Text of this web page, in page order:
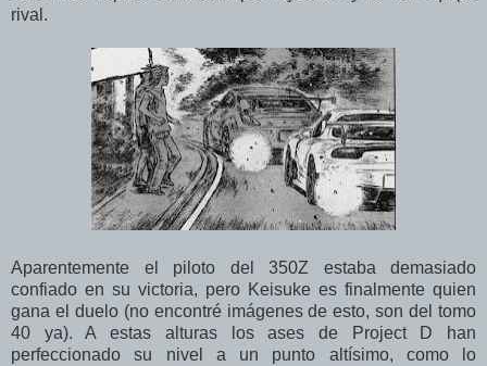
rival.
Aparentemente el piloto del 350Z estaba demasiado
confiado en su victoria, pero Keisuke es finalmente quien
gana el duelo (no encontré imágenes de esto, son del tomo
40 ya). A estas alturas los ases de Project D han
perfeccionado su nivel a un punto altísimo, como lo